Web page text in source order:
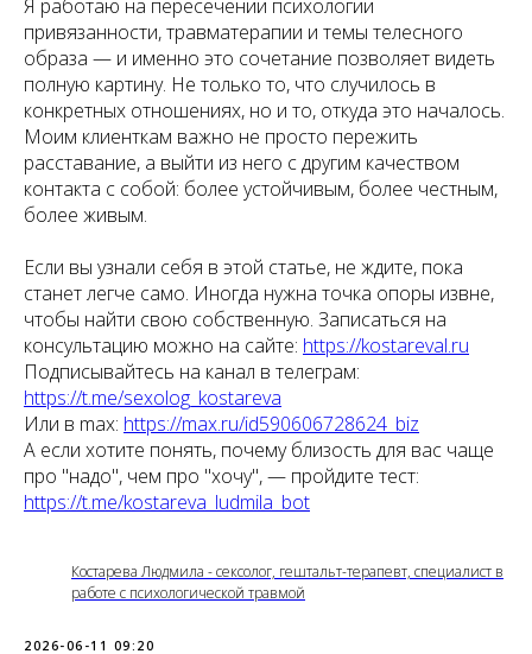
Я работаю на пересечении психологии
привязанности, травматерапии и темы телесного
образа — и именно это сочетание позволяет видеть
полную картину. Не только то, что случилось в
конкретных отношениях, но и то, откуда это началось.
Моим клиенткам важно не просто пережить
расставание, а выйти из него с другим качеством
контакта с собой: более устойчивым, более честным,
более живым.
Если вы узнали себя в этой статье, не ждите, пока
станет легче само. Иногда нужна точка опоры извне,
чтобы найти свою собственную. Записаться на
консультацию можно на сайте: https://kostareval.ru
Подписывайтесь на канал в телеграм:
https://t.me/sexolog_kostareva
Или в max: https://max.ru/id590606728624_biz
А если хотите понять, почему близость для вас чаще
про "надо", чем про "хочу", — пройдите тест:
https://t.me/kostareva_ludmila_bot
Костарева Людмила - сексолог, гештальт-терапевт, специалист в
работе с психологической травмой
2026-06-11 09:20